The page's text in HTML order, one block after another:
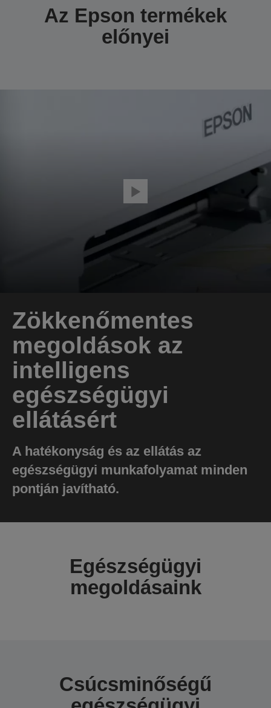
Az Epson termékek
előnyei
Zökkenőmentes
megoldások az
intelligens
egészségügyi
ellátásért
A hatékonyság és az ellátás az
egészségügyi munkafolyamat minden
pontján javítható.
Egészségügyi
megoldásaink
Csúcsminőségű